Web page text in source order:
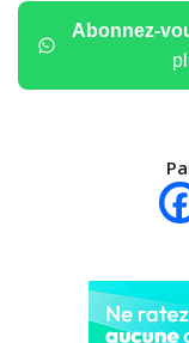
Abonnez-